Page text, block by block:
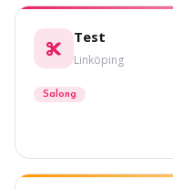
Test
Linköping
Salong